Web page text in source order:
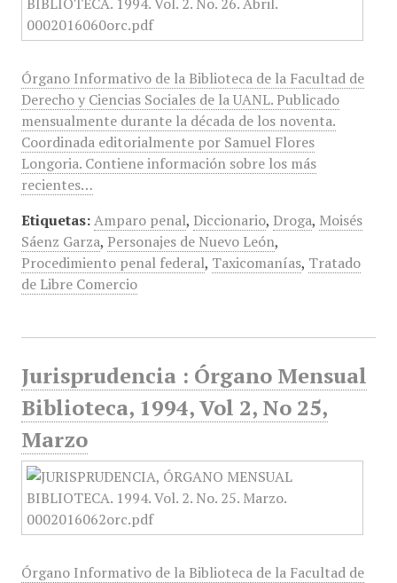
Órgano Informativo de la Biblioteca de la Facultad de
Derecho y Ciencias Sociales de la UANL. Publicado
mensualmente durante la década de los noventa.
Coordinada editorialmente por Samuel Flores
Longoria. Contiene información sobre los más
recientes…
Etiquetas: Amparo penal, Diccionario, Droga, Moisés
Sáenz Garza, Personajes de Nuevo León,
Procedimiento penal federal, Taxicomanías, Tratado
de Libre Comercio
Jurisprudencia : Órgano Mensual
Biblioteca, 1994, Vol 2, No 25,
Marzo
Órgano Informativo de la Biblioteca de la Facultad de